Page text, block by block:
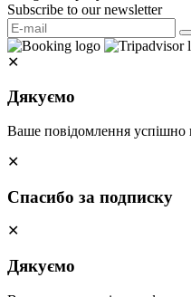
Subscribe to our newsletter
✕
Дякуємо
Ваше повідомлення успішно
✕
Спасибо за подписку
✕
Дякуємо